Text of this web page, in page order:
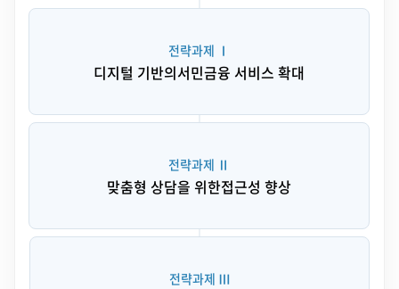
전략과제 Ⅰ
디지털 기반의서민금융 서비스 확대
전략과제 Ⅱ
맞춤형 상담을 위한접근성 향상
전략과제 Ⅲ